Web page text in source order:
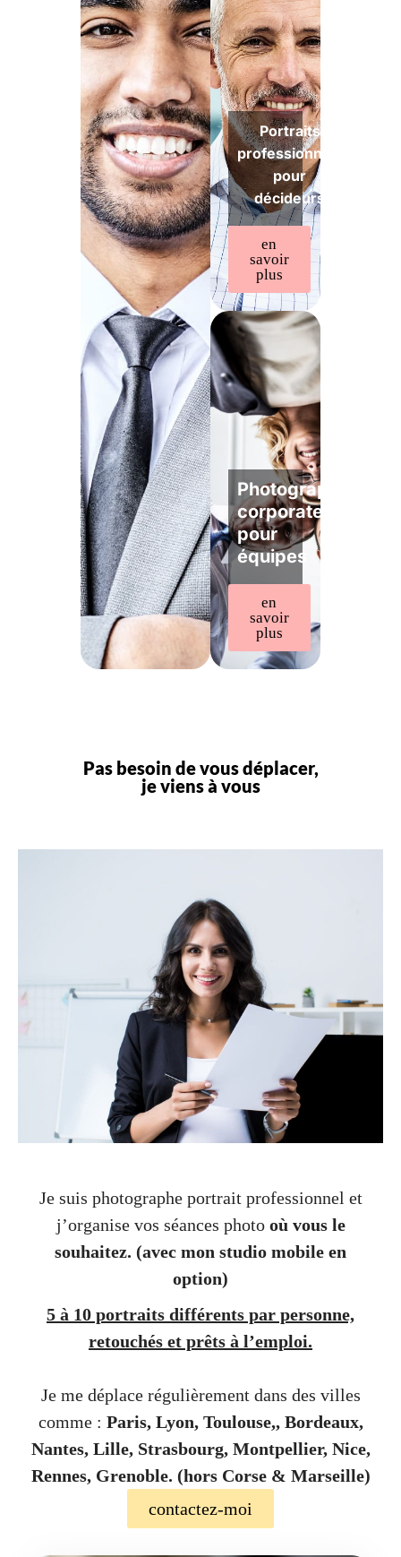
Portraits
professionnels
pour
décideurs
en
savoir
plus
Photographe
corporate
pour
équipes
en
savoir
plus
Pas besoin de vous déplacer,
je viens à vous
Je suis photographe portrait professionnel et
j’organise vos séances photo où vous le
souhaitez. (avec mon studio mobile en
option)
5 à 10 portraits différents par personne,
retouchés et prêts à l’emploi.
Je me déplace régulièrement dans des villes
comme : Paris, Lyon, Toulouse,, Bordeaux,
Nantes, Lille, Strasbourg, Montpellier, Nice,
Rennes, Grenoble. (hors Corse & Marseille)
contactez-moi